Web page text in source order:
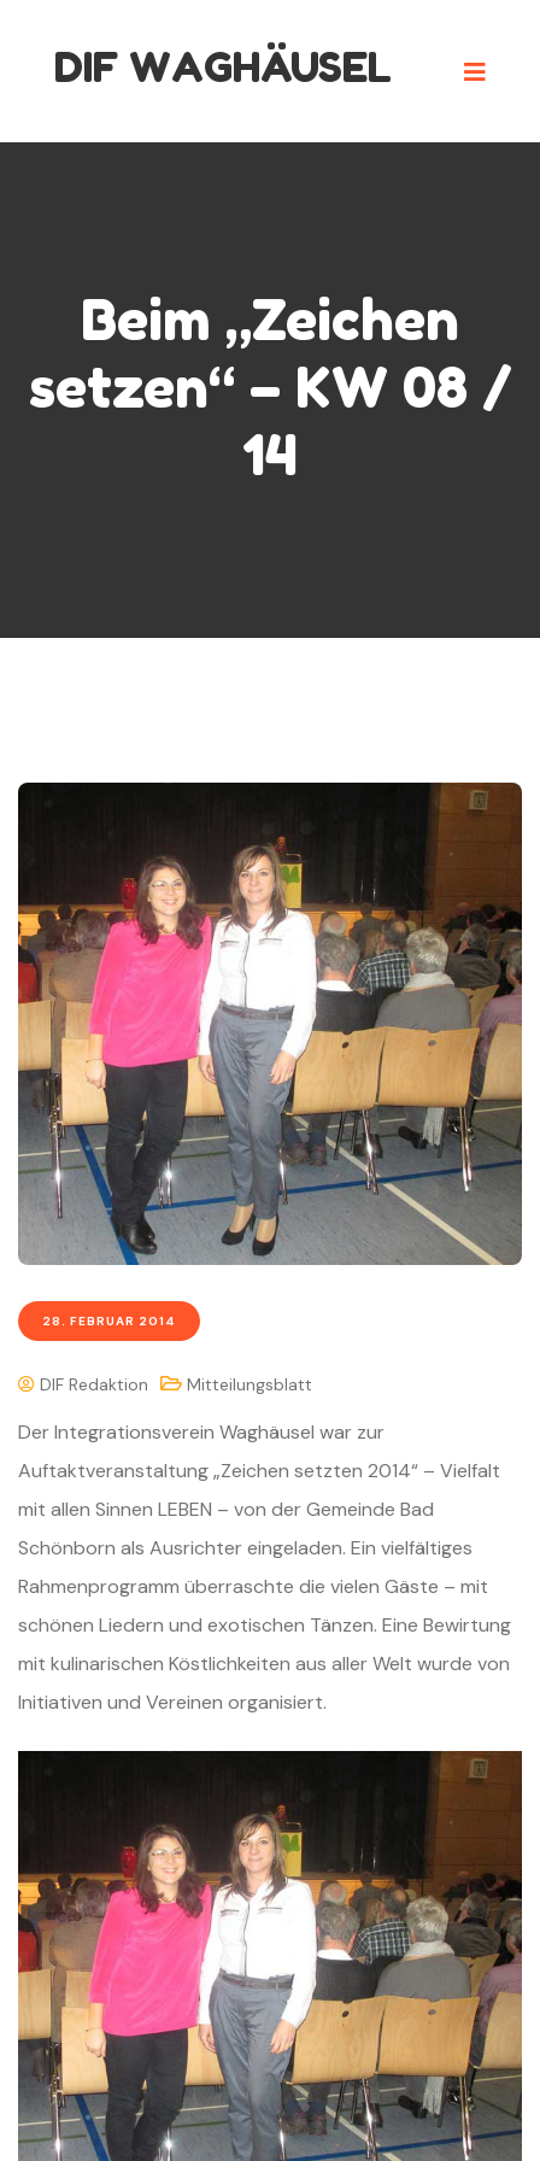
DIF WAGHÄUSEL
Beim „Zeichen
setzen“ – KW 08 /
14
28. FEBRUAR 2014
DIF Redaktion Mitteilungsblatt
Der Integrationsverein Waghäusel war zur
Auftaktveranstaltung „Zeichen setzten 2014“ – Vielfalt
mit allen Sinnen LEBEN – von der Gemeinde Bad
Schönborn als Ausrichter eingeladen. Ein vielfältiges
Rahmenprogramm überraschte die vielen Gäste – mit
schönen Liedern und exotischen Tänzen. Eine Bewirtung
mit kulinarischen Köstlichkeiten aus aller Welt wurde von
Initiativen und Vereinen organisiert.